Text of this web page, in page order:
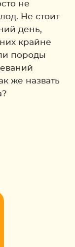
не
Не стоит
день,
крайне
породы
же назвать